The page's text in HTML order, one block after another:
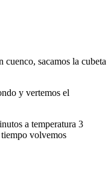
sacamos la cubeta
y vertemos el
a temperatura 3
volvemos